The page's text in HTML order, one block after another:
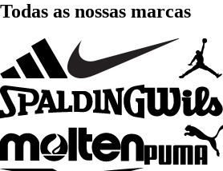
Todas as nossas marcas